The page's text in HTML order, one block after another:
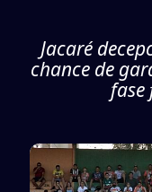
Jacaré
chance de
fase